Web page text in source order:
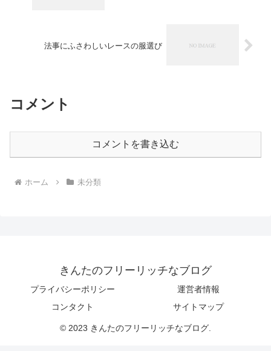
法事にふさわしいレースの服選び
コメント
コメントを書き込む
ホーム 未分類
きんたのフリーリッチなブログ
プライバシーポリシー
運営者情報
コンタクト
サイトマップ
© 2023 きんたのフリーリッチなブログ.